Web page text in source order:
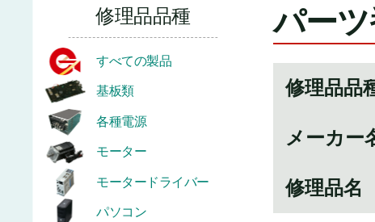
修理品品種
すべての製品
基板類
各種電源
モーター
モータードライバー
パソコン
パー
修理品品
メーカー
修理品名